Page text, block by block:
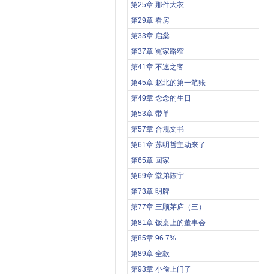
第25章 那件大衣
第29章 看房
第33章 启棠
第37章 冤家路窄
第41章 不速之客
第45章 赵北的第一笔账
第49章 念念的生日
第53章 带单
第57章 合规文书
第61章 苏明哲主动来了
第65章 回家
第69章 堂弟陈宇
第73章 明牌
第77章 三顾茅庐（三）
第81章 饭桌上的董事会
第85章 96.7%
第89章 全款
第93章 小偷上门了